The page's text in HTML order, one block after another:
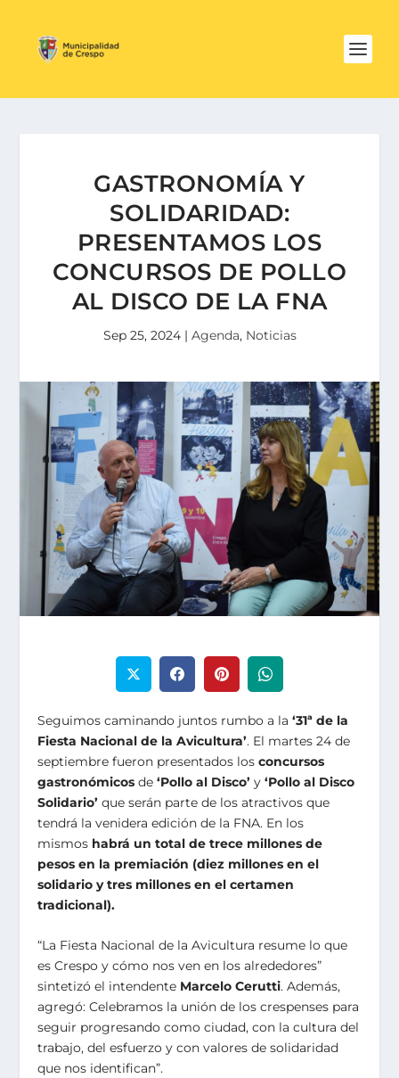
GASTRONOMÍA Y
SOLIDARIDAD:
PRESENTAMOS LOS
CONCURSOS DE POLLO
AL DISCO DE LA FNA
Sep 25, 2024| Agenda, Noticias
Seguimos caminando juntos rumbo a la‘31ª de la
Fiesta Nacional de la Avicultura’. El martes 24 de
septiembre fueron presentados losconcursos
gastronómicos de‘Pollo al Disco’ y‘Pollo al Disco
Solidario’ que serán parte de los atractivos que
tendrá la venidera edición de la FNA. En los
mismos habrá un total de trece millones de
pesos en la premiación (diez millones en el
solidario y tres millones en el certamen
tradicional).
“La Fiesta Nacional de la Avicultura resume lo que
es Crespo y cómo nos ven en los alrededores”
sintetizó el intendente Marcelo Cerutti. Además,
agregó: Celebramos la unión de los crespenses para
seguir progresando como ciudad, con la cultura del
trabajo, del esfuerzo y con valores de solidaridad
que nos identifican”.